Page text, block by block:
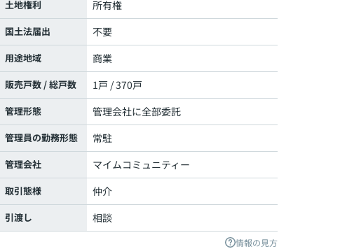
土地権利 所有権
国土法届出 不要
用途地域 商業
販売戸数 / 総戸数 1戸 / 370戸
管理形態 管理会社に全部委託
管理員の勤務形態 常駐
管理会社 マイムコミュニティー
取引態様 仲介
引渡し 相談
情報の見方